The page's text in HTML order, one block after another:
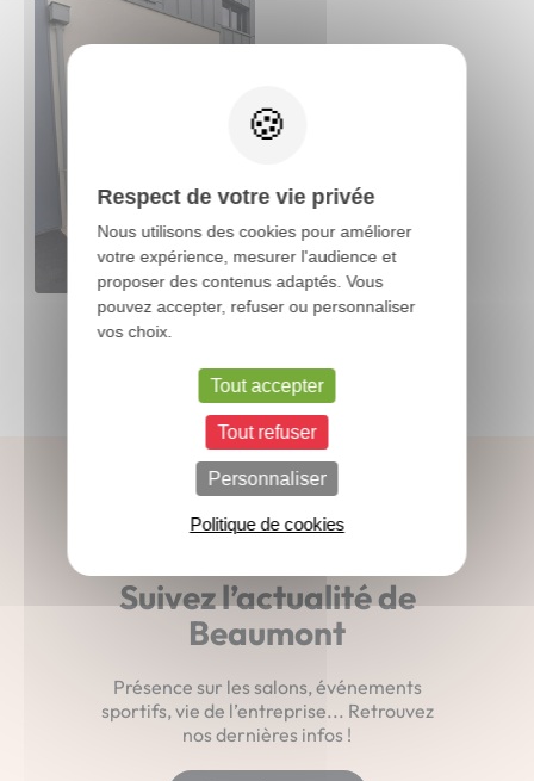
Suivez l’actualité de
Beaumont
Présence sur les salons, événements
sportifs, vie de l’entreprise... Retrouvez
nos dernières infos !
Respect de votre vie privée
Nous utilisons des cookies pour améliorer
votre expérience, mesurer l'audience et
proposer des contenus adaptés. Vous
pouvez accepter, refuser ou personnaliser
vos choix.
Tout accepter
Tout refuser
Personnaliser
Politique de cookies